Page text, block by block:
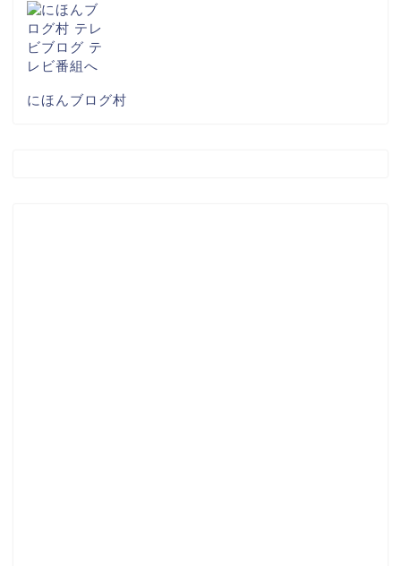
にほんブログ村